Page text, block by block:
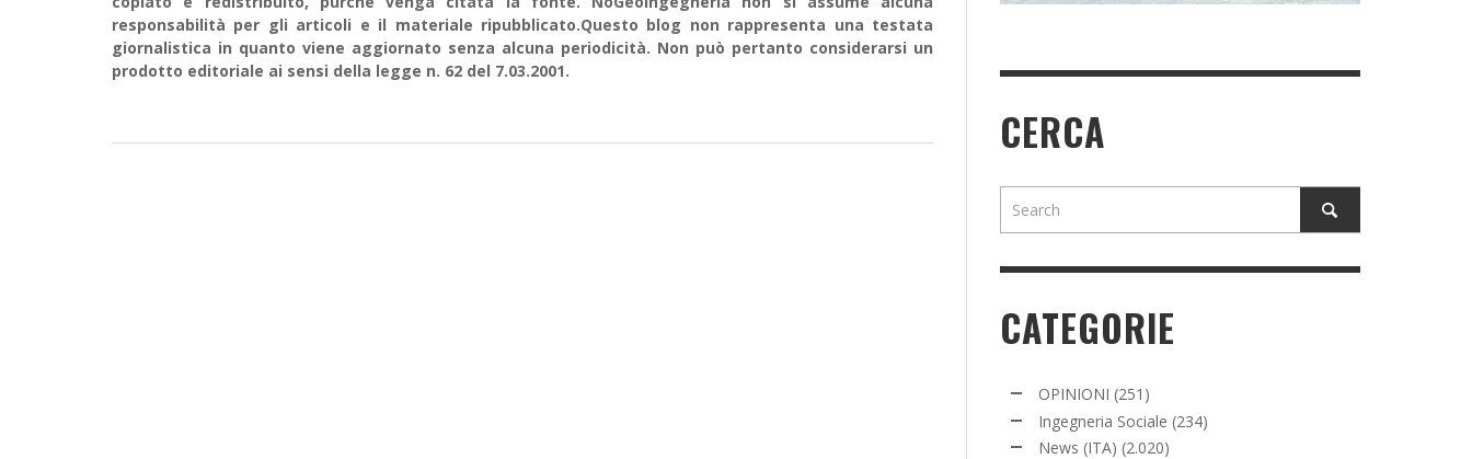
responsabilità per gli articoli e il materiale ripubblicato.Questo blog non rappresenta una testata
giornalistica in quanto viene aggiornato senza alcuna periodicità. Non può pertanto considerarsi un
prodotto editoriale ai sensi della legge n. 62 del 7.03.2001.
CERCA
CATEGORIE
OPINIONI (251)
Ingegneria Sociale (234)
News (ITA) (2.020)